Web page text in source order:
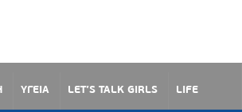
ΥΓΕΙΑ LET’S TALK GIRLS LIFE